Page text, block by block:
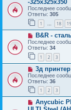
-325x325x350
Последнее
Ответы: 305
1 … 18 19
B&R -
Последнее
Ответы: 34
1 2 3
3д
Последнее
Ответы: 36
1 2 3
Anycubic